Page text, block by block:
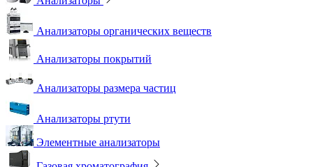
Анализаторы органических веществ
Анализаторы покрытий
Анализаторы размера частиц
Анализаторы ртути
Элементные анализаторы